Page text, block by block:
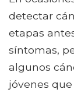
detectar
etapas
síntomas,
algunos
jóvenes